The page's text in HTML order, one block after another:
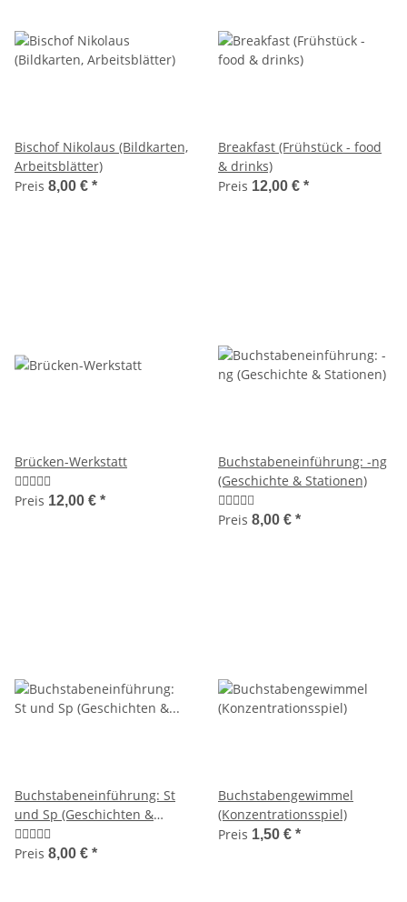
Bischof Nikolaus (Bildkarten,
Arbeitsblätter)
Preis 8,00 € *
Breakfast (Frühstück - food
& drinks)
Preis 12,00 € *
Brücken-Werkstatt
Preis 12,00 € *
Buchstabeneinführung: -ng
(Geschichte & Stationen)
Preis 8,00 € *
Buchstabeneinführung: St
und Sp (Geschichten &
Stationen)
Preis 8,00 € *
Buchstabengewimmel
(Konzentrationsspiel)
Preis 1,50 € *